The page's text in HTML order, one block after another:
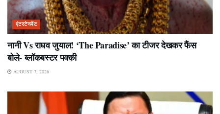
एंटरटेनमेंट
नानी Vs राघव जुयाल! ‘The Paradise’ का टीजर देखकर फैंस
बोले- ब्लॉकबस्टर पक्की
AUGUST 7, 2026